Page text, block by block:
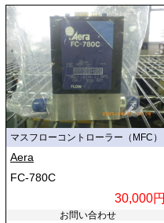
マスフローコントローラー（MFC）
Aera
FC-780C
30,000円
お問い合わせ